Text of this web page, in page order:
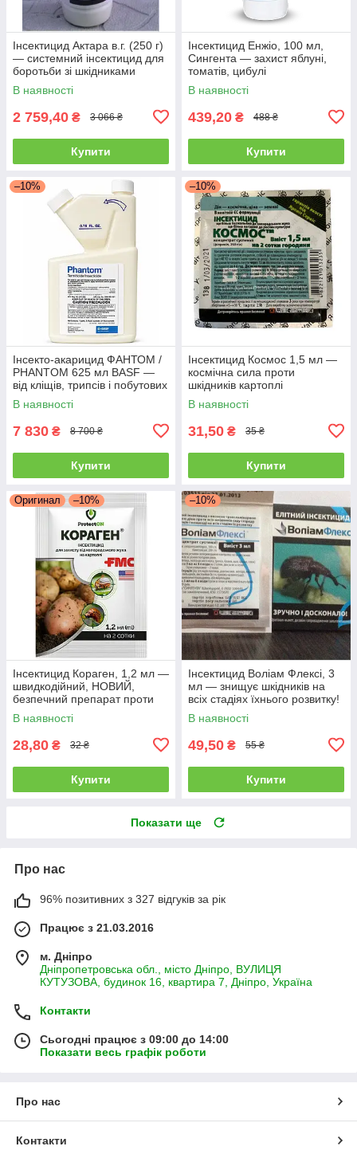
Інсектицид Актара в.г. (250 г)
— системний інсектицид для
боротьби зі шкідниками
овочів і саду
В наявності
2 759,40 ₴ 3 066 ₴
Купити
Інсектицид Енжіо, 100 мл,
Сингента — захист яблуні,
томатів, цибулі
В наявності
439,20 ₴ 488 ₴
Купити
–10%
Інсекто-акарицид ФАНТОМ /
PHANTOM 625 мл BASF —
від кліщів, трипсів і побутових
шкідників
В наявності
7 830 ₴ 8 700 ₴
Купити
–10%
Інсектицид Космос 1,5 мл —
космічна сила проти
шкідників картоплі
(колорадський жук, дрот, тля)
В наявності
31,50 ₴ 35 ₴
Купити
Оригинал –10%
Інсектицид Кораген, 1,2 мл —
швидкодійний, НОВИЙ,
безпечний препарат проти
плодорубки та коларадського
жука
В наявності
28,80 ₴ 32 ₴
Купити
–10%
Інсектицид Воліам Флексі, 3
мл — знищує шкідників на
всіх стадіях їхнього розвитку!
В наявності
49,50 ₴ 55 ₴
Купити
Показати ще
Про нас
96% позитивних з 327 відгуків за рік
Працює з 21.03.2016
м. Дніпро
Дніпропетровська обл., місто Дніпро, ВУЛИЦЯ
КУТУЗОВА, будинок 16, квартира 7, Дніпро, Україна
Контакти
Сьогодні працює з 09:00 до 14:00
Показати весь графік роботи
Про нас
Контакти